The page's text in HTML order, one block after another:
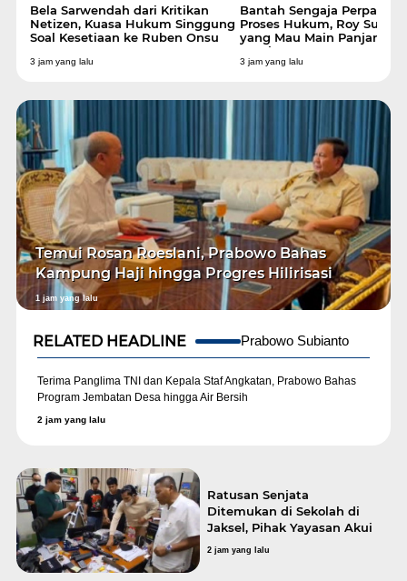
Bela Sarwendah dari Kritikan
Netizen, Kuasa Hukum Singgung
Soal Kesetiaan ke Ruben Onsu
3 jam yang lalu
Bantah Sengaja
Proses Hukum, Roy Suryo:
yang Mau Main Panjang?
Kami"
3 jam yang lalu
Temui Rosan Roeslani, Prabowo Bahas
Kampung Haji hingga Progres Hilirisasi
1 jam yang lalu
RELATED HEADLINE Prabowo Subianto
Terima Panglima TNI dan Kepala Staf Angkatan, Prabowo Bahas
Program Jembatan Desa hingga Air Bersih
2 jam yang lalu
Ratusan Senjata
Ditemukan di Sekolah di
Jaksel, Pihak Yayasan Akui
Tak Tahu
2 jam yang lalu